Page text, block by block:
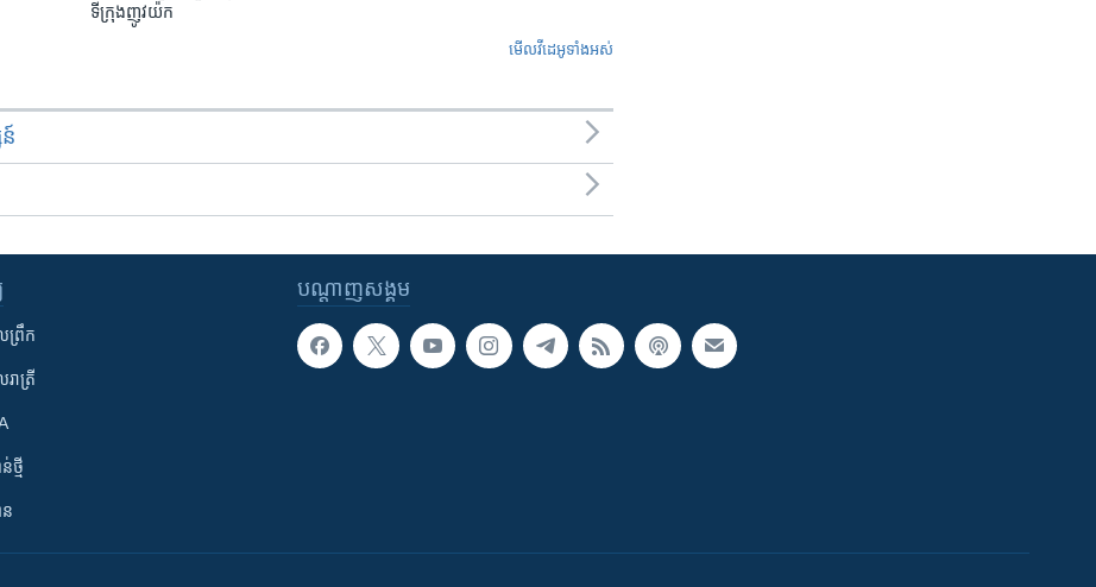
ទីក្រុងញូវយ៉ក​
មើល​វីដេអូ​ទាំង​អស់
បណ្តាញ​សង្គម
ព្រឹក
ាត្រី
ថ្មី
ន